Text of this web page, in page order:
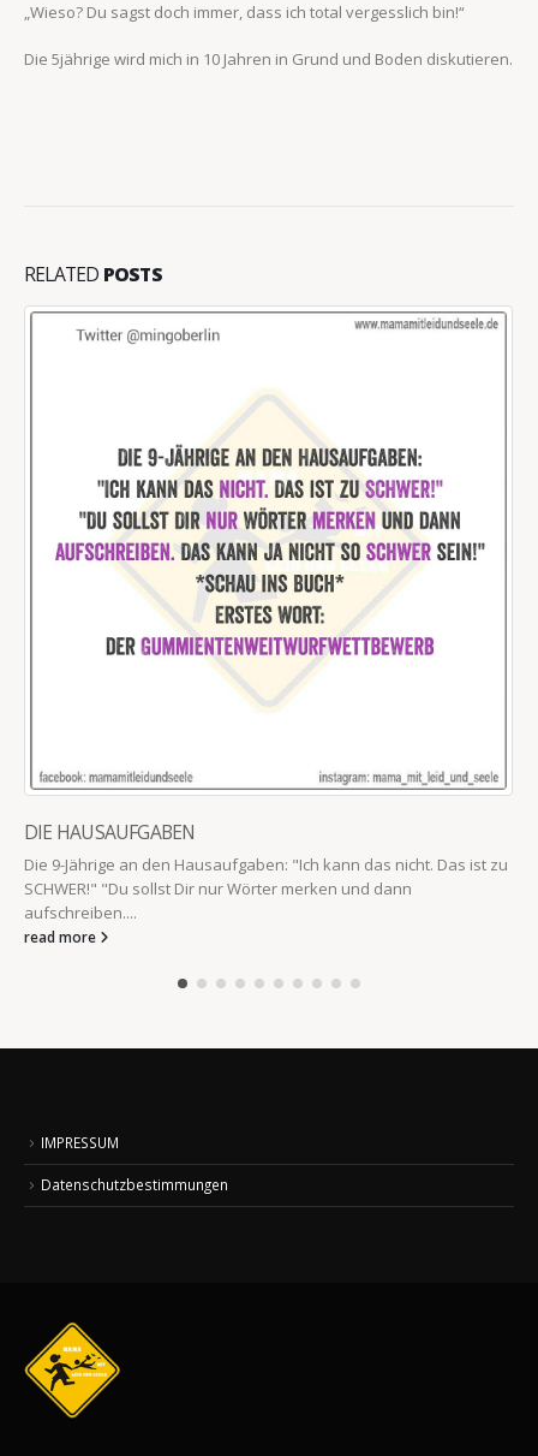
„Wieso? Du sagst doch immer, dass ich total vergesslich bin!“
Die 5jährige wird mich in 10 Jahren in Grund und Boden diskutieren.
RELATED POSTS
DIE HAUSAUFGABEN
Die 9-Jährige an den Hausaufgaben: "Ich kann das nicht. Das ist zu
SCHWER!" "Du sollst Dir nur Wörter merken und dann
aufschreiben....
read more
IMPRESSUM
Datenschutzbestimmungen